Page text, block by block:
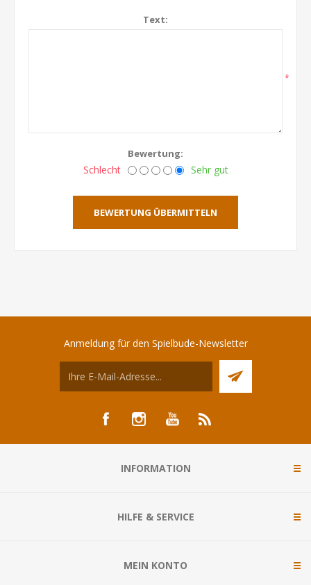
Text:
*
Bewertung:
Schlecht Sehr gut
BEWERTUNG ÜBERMITTELN
Anmeldung für den Spielbude-Newsletter
INFORMATION
HILFE & SERVICE
MEIN KONTO